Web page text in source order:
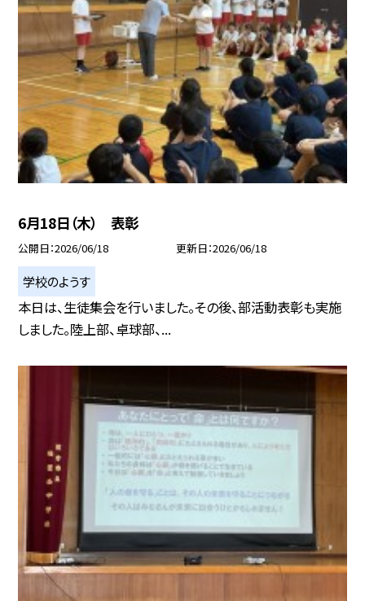
6月18日（木） 表彰
公開日 2026/06/18 更新日 2026/06/18
学校のようす
本日は、生徒集会を行いました。その後、部活動表彰も実施
しました。陸上部、卓球部、...